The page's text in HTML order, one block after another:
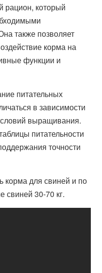
рацион, который
также позволяет
корма на
функции и
питательных
в зависимости
выращивания.
питательности
точности
корма для свиней и по
свиней 30-70 кг.